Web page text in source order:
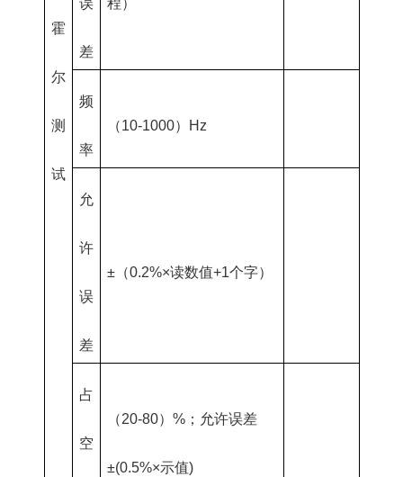
霍
尔
测
试
误
差
程）
频
率
（10-1000）Hz
允
许
误
差
±（0.2%×读数值+1个字）
占
空
（20-80）%；允许误差
±(0.5%×示值)